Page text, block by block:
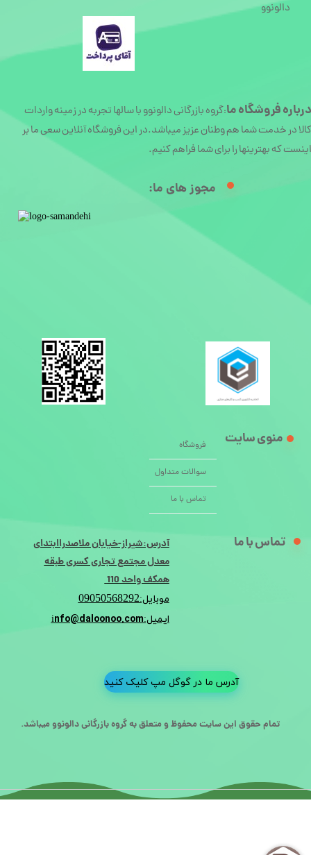
تمام حقوق این سایت محفوظ و متعلق به گروه بازرگانی دالونوو میباشد.
دربارهفروشگاه ما:گروه بازرگانی دالونوو با سالها تجربه در زمینه واردات
کالا در خدمت شما هم وطنان عزیز میباشد.در این فروشگاه آنلاین سعی ما بر
اینست که بهترینها را برای شما فراهم کنیم.
فروشگاه
سوالات متداول
تماس با ما
منوی سایت
تماس با ما
آدرس:شیراز-خیابان ملاصدراابتدای
معدل مجتمع تجاری کسری طبقه
همکف واحد 110
موبایل:09050568292
ایمیل:info@daloonoo.com
دالونوو
مجوز های ما:​
آدرس ما در گوگل مپ کلیک کنید